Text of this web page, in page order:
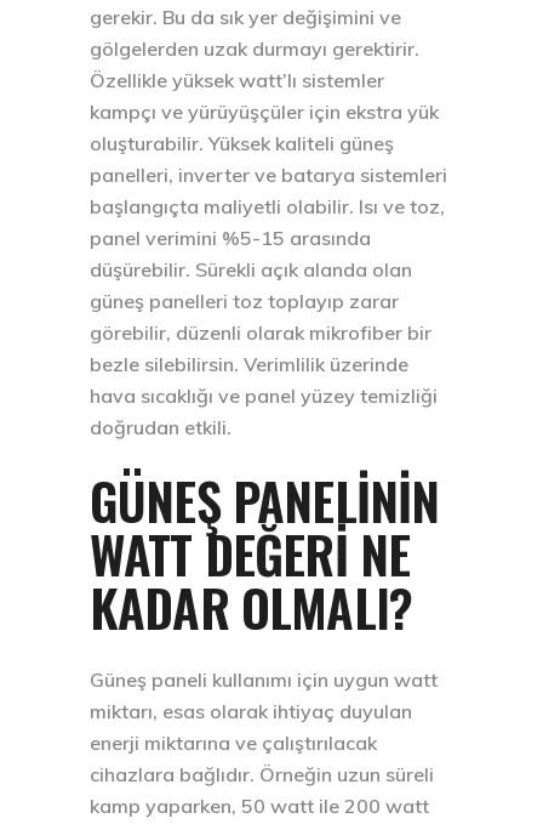
gerekir. Bu da sık yer değişimini ve
gölgelerden uzak durmayı gerektirir.
Özellikle yüksek watt’lı sistemler
kampçı ve yürüyüşçüler için ekstra yük
oluşturabilir. Yüksek kaliteli güneş
panelleri, inverter ve batarya sistemleri
başlangıçta maliyetli olabilir. Isı ve toz,
panel verimini %5-15 arasında
düşürebilir. Sürekli açık alanda olan
güneş panelleri toz toplayıp zarar
görebilir, düzenli olarak mikrofiber bir
bezle silebilirsin. Verimlilik üzerinde
hava sıcaklığı ve panel yüzey temizliği
doğrudan etkili.
GÜNEŞ PANELININ
WATT DEĞERI NE
KADAR OLMALI?
Güneş paneli kullanımı için uygun watt
miktarı, esas olarak ihtiyaç duyulan
enerji miktarına ve çalıştırılacak
cihazlara bağlıdır. Örneğin uzun süreli
kamp yaparken, 50 watt ile 200 watt